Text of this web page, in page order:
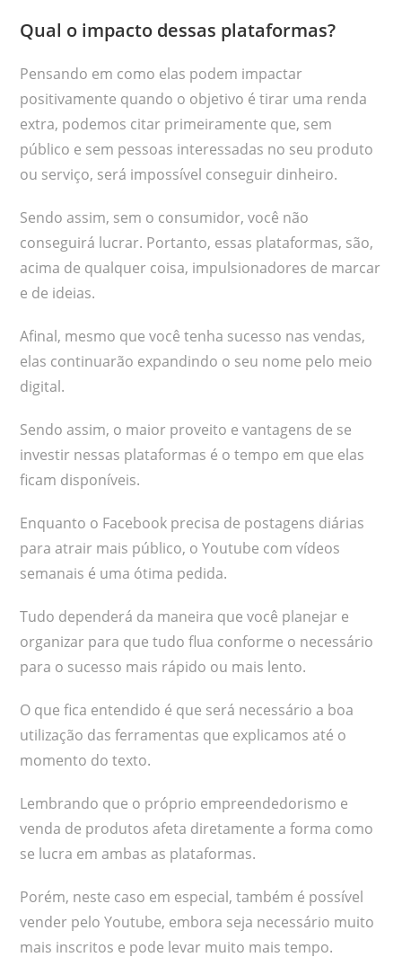
Qual o impacto dessas plataformas?
Pensando em como elas podem impactar
positivamente quando o objetivo é tirar uma renda
extra, podemos citar primeiramente que, sem
público e sem pessoas interessadas no seu produto
ou serviço, será impossível conseguir dinheiro.
Sendo assim, sem o consumidor, você não
conseguirá lucrar. Portanto, essas plataformas, são,
acima de qualquer coisa, impulsionadores de marcar
e de ideias.
Afinal, mesmo que você tenha sucesso nas vendas,
elas continuarão expandindo o seu nome pelo meio
digital.
Sendo assim, o maior proveito e vantagens de se
investir nessas plataformas é o tempo em que elas
ficam disponíveis.
Enquanto o Facebook precisa de postagens diárias
para atrair mais público, o Youtube com vídeos
semanais é uma ótima pedida.
Tudo dependerá da maneira que você planejar e
organizar para que tudo flua conforme o necessário
para o sucesso mais rápido ou mais lento.
O que fica entendido é que será necessário a boa
utilização das ferramentas que explicamos até o
momento do texto.
Lembrando que o próprio empreendedorismo e
venda de produtos afeta diretamente a forma como
se lucra em ambas as plataformas.
Porém, neste caso em especial, também é possível
vender pelo Youtube, embora seja necessário muito
mais inscritos e pode levar muito mais tempo.